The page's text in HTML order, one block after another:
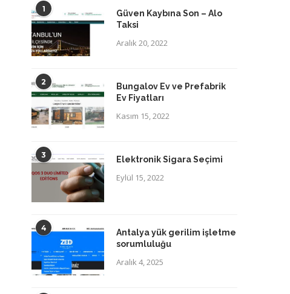
1
Güven Kaybına Son – Alo
Taksi
Aralık 20, 2022
2
Bungalov Ev ve Prefabrik
Ev Fiyatları
Kasım 15, 2022
3 Elektronik Sigara Seçimi
Eylül 15, 2022
4
Antalya yük gerilim işletme
sorumluluğu
Aralık 4, 2025